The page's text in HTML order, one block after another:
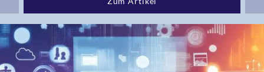
Bremgarten bei Bern
Brig
Brig-Glis
Bronschhofen